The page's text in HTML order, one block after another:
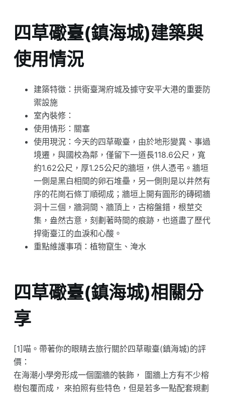
四草礮臺(鎮海城)建築與
使用情況
建築特徵：拱衛臺灣府城及據守安平大港的重要防
禦設施
室內裝修：
使用情形：關塞
使用現況：今天的四草礮臺，由於地形變異、事過
境遷，與國校為鄰，僅留下一道長118.6公尺，寬
約1.62公尺，厚1.25公尺的牆垣，供人憑弔。牆垣
一側是黑白相間的卵石堆壘，另一側則是以井然有
序的花崗石條丁順砌成；牆垣上開有圓形的磚砌牆
洞十三個，牆洞間、牆頂上，古榕盤錯，根莖交
集，盎然古意，刻劃著時間的痕跡，也道盡了歷代
捍衛臺江的血淚和心酸。
重點維護事項：植物竄生、淹水
四草礮臺(鎮海城)相關分
享
[1]喵。帶著你的眼睛去旅行關於四草礮臺(鎮海城)的評
價：
在海潮小學旁形成一個圍牆的裝飾， 圍牆上方有不少榕
樹包覆而成， 來拍照有些特色，但是若多一點配套規劃